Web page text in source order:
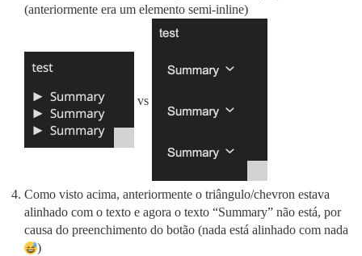
(anteriormente era um elemento semi-inline)
vs
Como visto acima, anteriormente o triângulo/chevron estava
alinhado com o texto e agora o texto “Summary” não está, por
causa do preenchimento do botão (nada está alinhado com nada
)